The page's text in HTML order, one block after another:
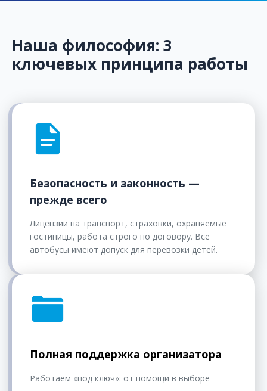
Наша философия: 3
ключевых принципа работы
Безопасность и законность —
прежде всего
Лицензии на транспорт, страховки, охраняемые
гостиницы, работа строго по договору. Все
автобусы имеют допуск для перевозки детей.
Полная поддержка организатора
Работаем «под ключ»: от помощи в выборе